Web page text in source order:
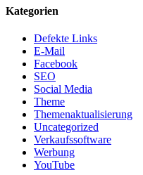
Kategorien
Defekte Links
E-Mail
Facebook
SEO
Social Media
Theme
Themenaktualisierung
Uncategorized
Verkaufssoftware
Werbung
YouTube